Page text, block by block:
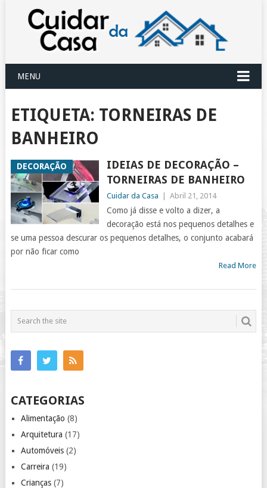
MENU
ETIQUETA: TORNEIRAS DE
BANHEIRO
DECORAÇÃO
IDEIAS DE DECORAÇÃO –
TORNEIRAS DE BANHEIRO
Cuidar da Casa Abril 21, 2014
Como já disse e volto a dizer, a
decoração está nos pequenos detalhes e
se uma pessoa descurar os pequenos detalhes, o conjunto acabará
por não ficar como
Read More
CATEGORIAS
Alimentação (8)
Arquitetura (17)
Automóveis(2)
Carreira (19)
Crianças(7)